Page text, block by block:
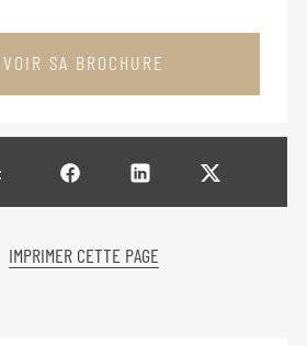
SA BROCHURE
IMPRIMER CETTE PAGE